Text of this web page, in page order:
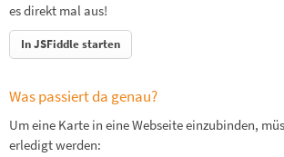
es direkt mal aus!
In JSFiddle starten
Was passiert da genau?
Um eine Karte in eine Webseite einzubinden,
erledigt werden: